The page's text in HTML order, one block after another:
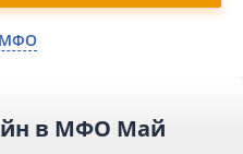
заявки понадобится
одобряет заявку в
деньги на карточный счет
МФО
в МФО Май